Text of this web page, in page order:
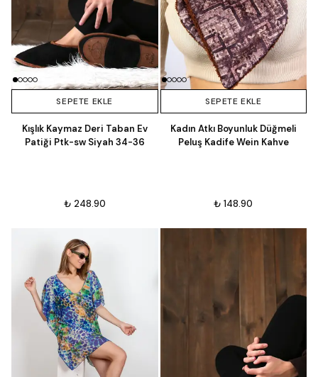
SEPETE EKLE
Kışlık Kaymaz Deri Taban Ev
Patiği Ptk-sw Siyah 34-36
₺ 248.90
SEPETE EKLE
Kadın Atkı Boyunluk Düğmeli
Peluş Kadife Wein Kahve
₺ 148.90